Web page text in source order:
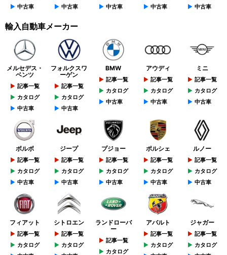
中古車
中古車
中古車
中古車
中古車
輸入自動車メーカー
メルセデス・
ベンツ
記事一覧
カタログ
中古車
フォルクスワ
ーゲン
記事一覧
カタログ
中古車
BMW
記事一覧
カタログ
中古車
アウディ
記事一覧
カタログ
中古車
ミニ
記事一覧
カタログ
中古車
ボルボ
記事一覧
カタログ
中古車
ジープ
記事一覧
カタログ
中古車
プジョー
記事一覧
カタログ
中古車
ポルシェ
記事一覧
カタログ
中古車
ルノー
記事一覧
カタログ
中古車
フィアット
記事一覧
カタログ
シトロエン
記事一覧
カタログ
ランドローバ
ー
記事一覧
カタログ
アバルト
記事一覧
カタログ
ジャガー
記事一覧
カタログ